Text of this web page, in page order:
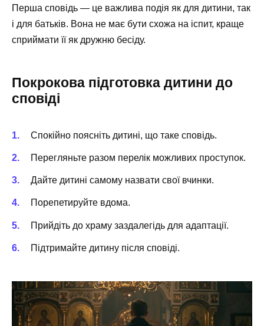
Перша сповідь — це важлива подія як для дитини, так
і для батьків. Вона не має бути схожа на іспит, краще
сприймати її як дружню бесіду.
Покрокова підготовка дитини до
сповіді
Спокійно поясніть дитині, що таке сповідь.
Перегляньте разом перелік можливих проступок.
Дайте дитині самому назвати свої вчинки.
Порепетируйте вдома.
Прийдіть до храму заздалегідь для адаптації.
Підтримайте дитину після сповіді.